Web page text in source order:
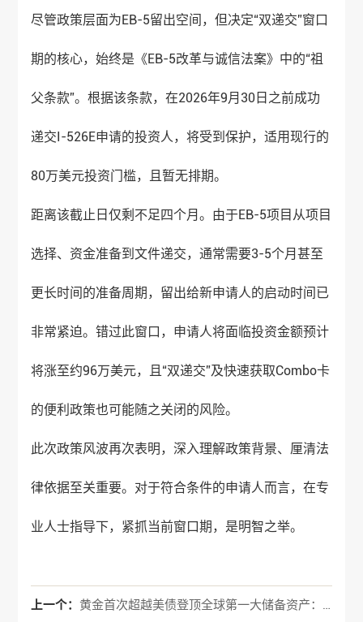
尽管政策层面为EB-5留出空间，但决定“双递交”窗口
期的核心，始终是《EB-5改革与诚信法案》中的“祖
父条款”。根据该条款，在2026年9月30日之前成功
递交I-526E申请的投资人，将受到保护，适用现行的
80万美元投资门槛，且暂无排期。
距离该截止日仅剩不足四个月。由于EB-5项目从项目
选择、资金准备到文件递交，通常需要3-5个月甚至
更长时间的准备周期，留出给新申请人的启动时间已
非常紧迫。错过此窗口，申请人将面临投资金额预计
将涨至约96万美元，且“双递交”及快速获取Combo卡
的便利政策也可能随之关闭的风险。
此次政策风波再次表明，深入理解政策背景、厘清法
律依据至关重要。对于符合条件的申请人而言，在专
业人士指导下，紧抓当前窗口期，是明智之举。
上一个：
黄金首次超越美债登顶全球第一大储备资产：2026年央行储备格局深度解析